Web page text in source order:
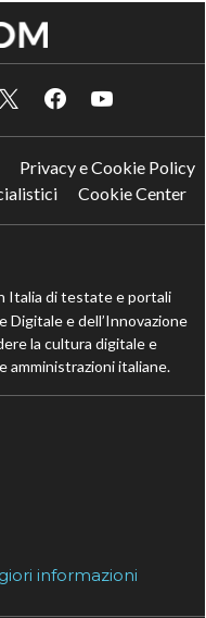
Privacy e Cookie Policy
Cookie Center
Italia di testate e portali
Digitale e dell’Innovazione
la cultura digitale e
amministrazioni italiane.
informazioni